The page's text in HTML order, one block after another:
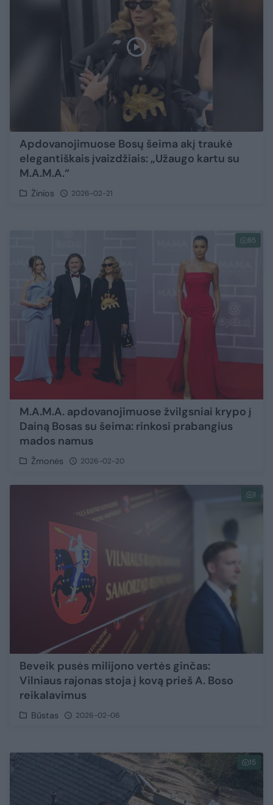
Apdovanojimuose Bosų šeima akį traukė
elegantiškais įvaizdžiais: „Užaugo kartu su
M.A.M.A.“
Žinios 2026-02-21
85
M.A.M.A. apdovanojimuose žvilgsniai krypo į
Dainą Bosas su šeima: rinkosi prabangius
mados namus
Žmonės 2026-02-20
1
Beveik pusės milijono vertės ginčas:
Vilniaus rajonas stoja į kovą prieš A. Boso
reikalavimus
Būstas 2026-02-06
15